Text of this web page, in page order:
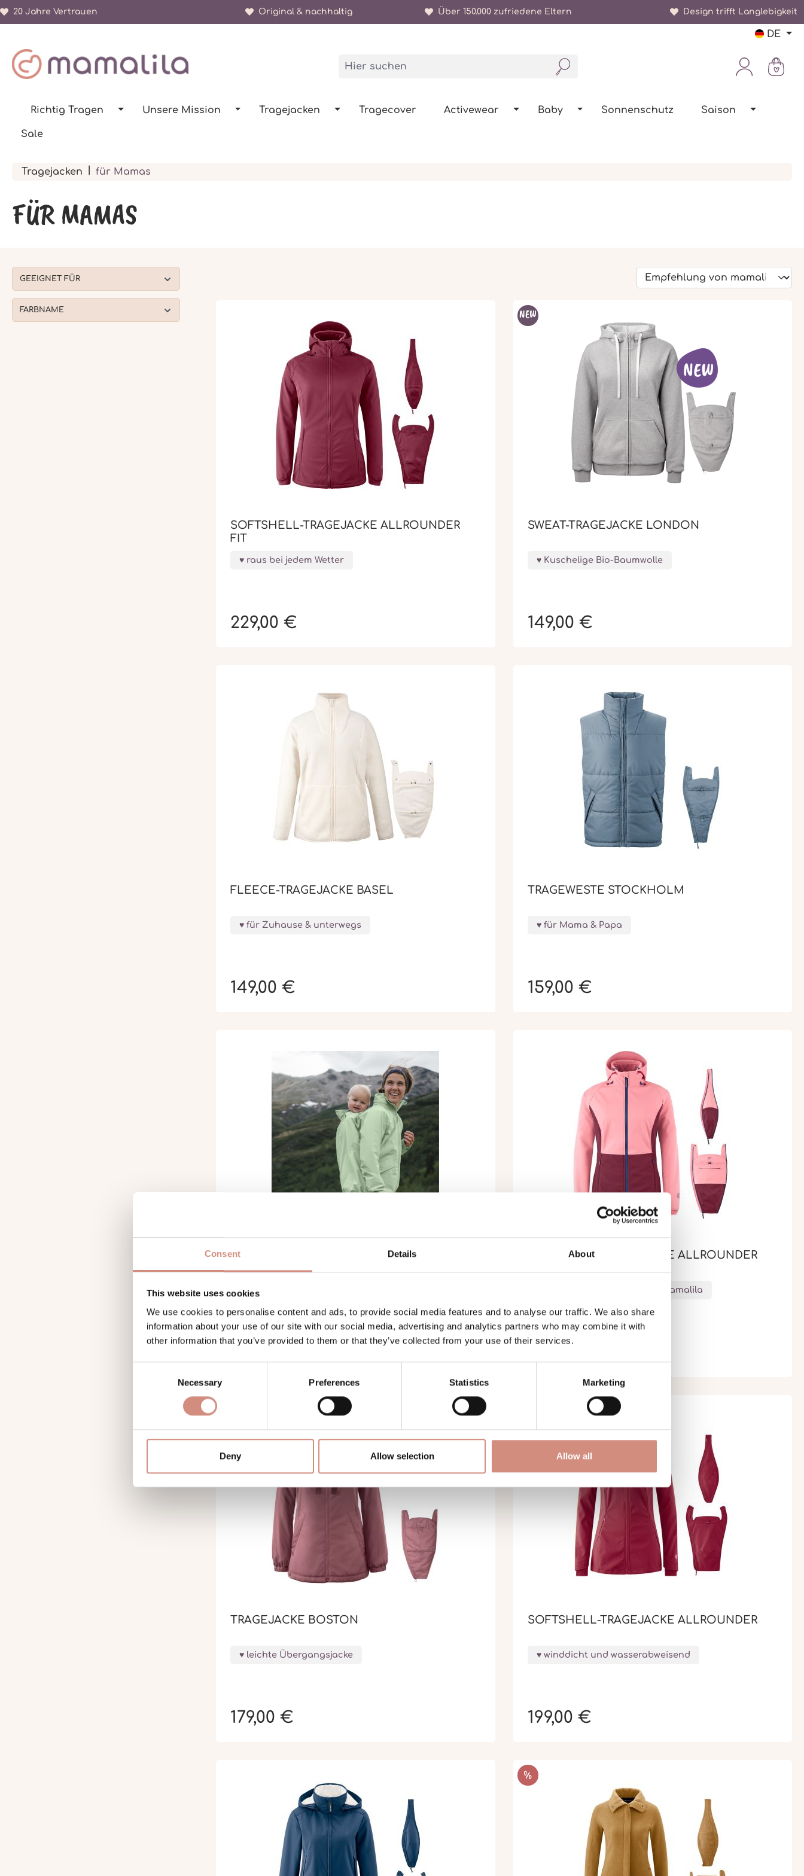
Consent Details About
This website uses cookies
We use cookies to personalise content and ads, to provide social media features and to analyse our traffic. We also share
information about your use of our site with our social media, advertising and analytics partners who may combine it with
other information that you’ve provided to them or that they’ve collected from your use of their services.
Necessary Preferences Statistics Marketing
Deny Allow selection Allow all
Zur Hauptnavigation springen
20 Jahre Vertrauen Original & nachhaltig Über 150.000 zufriedene Eltern Design trifft Langlebigkeit
DE
Richtig Tragen Unsere Mission Tragejacken Tragecover Activewear Baby Sonnenschutz Saison
Sale
Tragejacken für Mamas
FÜR MAMAS
GEEIGNET FÜR
FARBNAME
SOFTSHELL-TRAGEJACKE ALLROUNDER
FIT
raus bei jedem Wetter
229,00 €
NEW
SWEAT-TRAGEJACKE LONDON
Kuschelige Bio-Baumwolle
149,00 €
FLEECE-TRAGEJACKE BASEL
für Zuhause & unterwegs
149,00 €
TRAGEWESTE STOCKHOLM
für Mama & Papa
159,00 €
OUTDOOR-TRAGEJACKE EXPLORER
wasserdicht & atmungsaktiv
SOFTSHELL-TRAGEJACKE ALLROUNDER
Limited Edition - 20 Jahre mamalila
TRAGEJACKE BOSTON
leichte Übergangsjacke
179,00 €
SOFTSHELL-TRAGEJACKE ALLROUNDER
winddicht und wasserabweisend
199,00 €
RABATT
%